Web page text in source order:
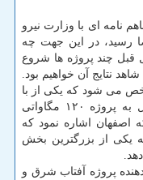
نامه ای با وزارت نیرو
رسید، در این جهت چه
قبل چند پروژه ها شروع
نتایج آن خواهیم بود.
می شود که یکی از با
اهمیت ترین های آن می توان مرحله اول به پروژه ۱۲۰ مگاواتی
اصفهان اشاره نمود که
یکی از بزرگترین بخش
دهنده پروژه آفتاب شرق و